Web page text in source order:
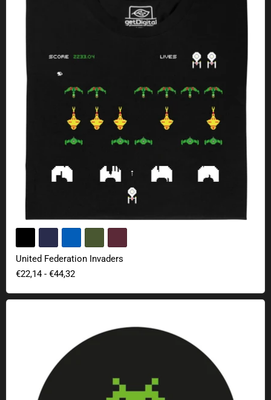
United Federation Invaders
€22,14- €44,32